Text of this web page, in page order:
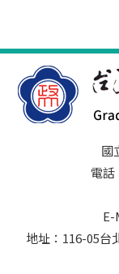
國
電話
地址：116-05台